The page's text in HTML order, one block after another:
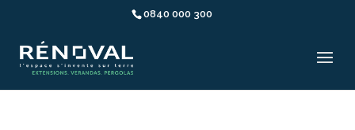
0840 000 300